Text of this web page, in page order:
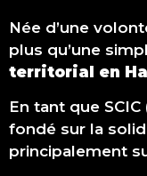
Née d’une
plus qu’une
territorial en
En tant que
fondé sur la
principalement